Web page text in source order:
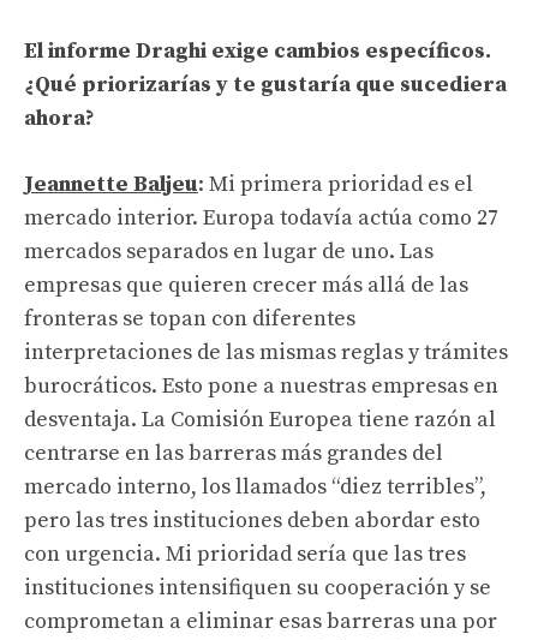
El informe Draghi exige cambios específicos.
¿Qué priorizarías y te gustaría que sucediera
ahora?
Jeannette Baljeu: Mi primera prioridad es el
mercado interior. Europa todavía actúa como 27
mercados separados en lugar de uno. Las
empresas que quieren crecer más allá de las
fronteras se topan con diferentes
interpretaciones de las mismas reglas y trámites
burocráticos. Esto pone a nuestras empresas en
desventaja. La Comisión Europea tiene razón al
centrarse en las barreras más grandes del
mercado interno, los llamados “diez terribles”,
pero las tres instituciones deben abordar esto
con urgencia. Mi prioridad sería que las tres
instituciones intensifiquen su cooperación y se
comprometan a eliminar esas barreras una por